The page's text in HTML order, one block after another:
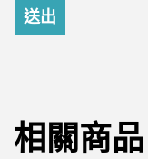
相關商品